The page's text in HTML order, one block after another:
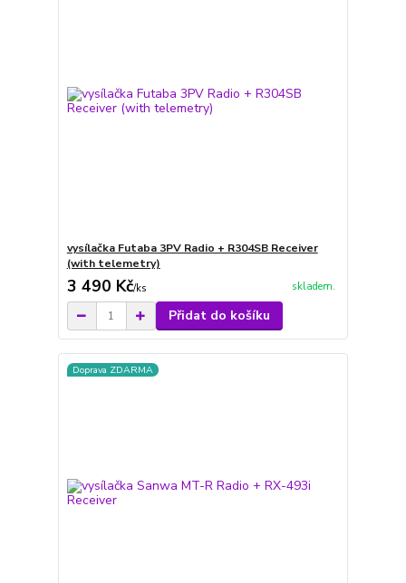
vysílačka Futaba 3PV Radio + R304SB Receiver
(with telemetry)
3 490 Kč/ks skladem.
Přidat do košíku
Doprava ZDARMA